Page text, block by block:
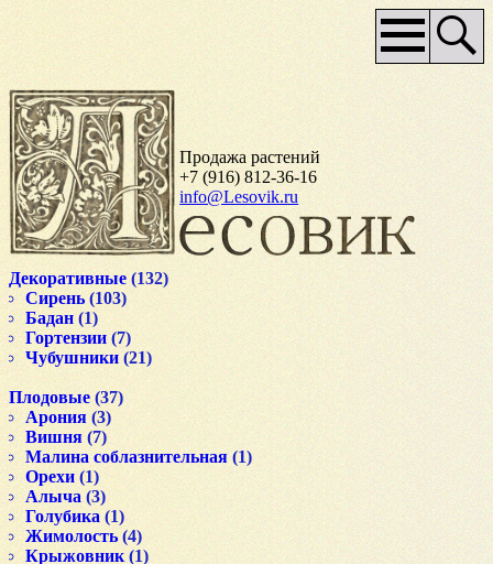
Продажа растений
+7 (916) 812-36-16
info@Lesovik.ru
Основное
меню
Декоративные (132)
Сирень (103)
Бадан (1)
Гортензии (7)
Чубушники (21)
Плодовые (37)
Арония (3)
Вишня (7)
Малина соблазнительная (1)
Орехи (1)
Алыча (3)
Голубика (1)
Жимолость (4)
Крыжовник (1)